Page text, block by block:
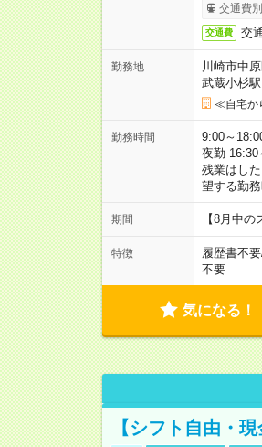
交通費
交通費 交
勤務地
川崎市中
武蔵小杉駅
≪自宅か
勤務時間
9:00～
夜勤 16:30
残業はし
望する勤
期間 【8月中
特徴 履歴書不要
不要
気になる！
【シフト自由・